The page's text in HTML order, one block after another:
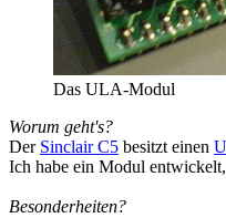
Das ULA-Modul
Worum geht's?
Der Sinclair C5 besitzt einen
Ich habe ein Modul
Besonderheiten?